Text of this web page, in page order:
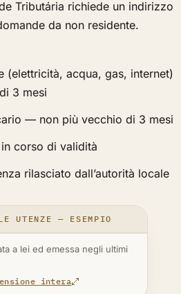
Tributária richiede un indirizzo
da non residente.
(elettricità, acqua, gas, internet)
3 mesi
— non più vecchio di 3 mesi
corso di validità
rilasciato dall’autorità locale
UTENZE — ESEMPIO
a lei ed emessa negli ultimi
intera